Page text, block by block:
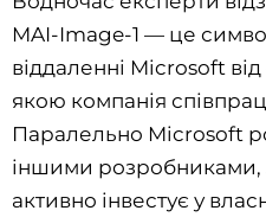
MAI-Image-1 — це
віддаленні Microsoft
якою компанія
Паралельно Microsoft
іншими розробниками,
активно інвестує у